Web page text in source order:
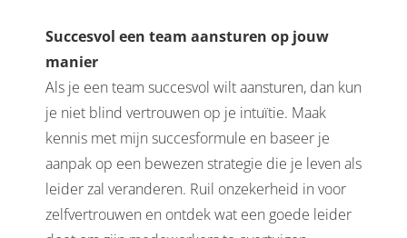
Succesvol een team aansturen op jouw
manier
Als je een team succesvol wilt aansturen, dan kun
je niet blind vertrouwen op je intuïtie. Maak
kennis met mijn succesformule en baseer je
aanpak op een bewezen strategie die je leven als
leider zal veranderen. Ruil onzekerheid in voor
zelfvertrouwen en ontdek wat een goede leider